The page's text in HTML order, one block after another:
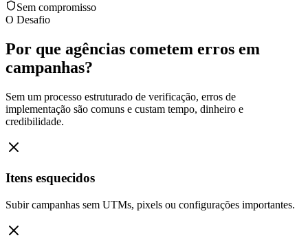
Sem compromisso
O Desafio
Por que agências cometem erros em
campanhas?
Sem um processo estruturado de verificação, erros de
implementação são comuns e custam tempo, dinheiro e
credibilidade.
Itens esquecidos
Subir campanhas sem UTMs, pixels ou configurações importantes.